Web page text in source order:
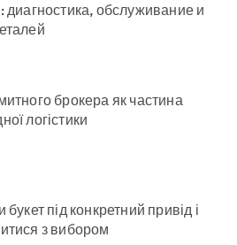
диагностика, обслуживание и
брокера як частина
логістики
букет під конкретний привід і
з вибором